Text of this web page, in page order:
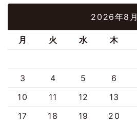
2026年8月
月 火 水 木
3
4 5 6
10
11 12 13
17
18 19 20